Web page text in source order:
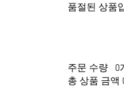
품절된 상품
주문 수량
0
총 상품 금액